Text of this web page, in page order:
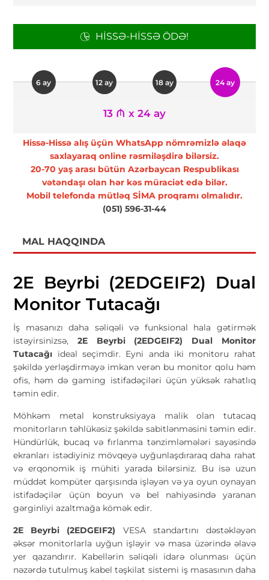
HISSƏ-HISSƏ ÖDƏ!
6 ay 12 ay 18 ay 24 ay
13 ₼ x 24 ay
Hissə-Hissə alış üçün WhatsApp nömrəmizlə əlaqə
saxlayaraq online rəsmiləşdirə bilərsiz.
20-70 yaş arası bütün Azərbaycan Respublikası
vətəndaşı olan hər kəs müraciət edə bilər.
Mobil telefonda mütləq SİMA proqramı olmalıdır.
(051) 596-31-44
MAL HAQQINDA
2E Beyrbi (2EDGEIF2) Dual
Monitor Tutacağı
İş masanızı daha səliqəli və funksional hala gətirmək
istəyirsinizsə,2E Beyrbi (2EDGEIF2) Dual Monitor
Tutacağı ideal seçimdir. Eyni anda iki monitoru rahat
şəkildə yerləşdirməyə imkan verən bu monitor qolu həm
ofis, həm də gaming istifadəçiləri üçün yüksək rahatlıq
təmin edir.
Möhkəm metal konstruksiyaya malik olan tutacaq
monitorların təhlükəsiz şəkildə sabitlənməsini təmin edir.
Hündürlük, bucaq və fırlanma tənzimləmələri sayəsində
ekranları istədiyiniz mövqeyə uyğunlaşdıraraq daha rahat
və erqonomik iş mühiti yarada bilərsiniz. Bu isə uzun
müddət kompüter qarşısında işləyən və ya oyun oynayan
istifadəçilər üçün boyun və bel nahiyəsində yaranan
gərginliyi azaltmağa kömək edir.
2E Beyrbi (2EDGEIF2) VESA standartını dəstəkləyən
əksər monitorlarla uyğun işləyir və masa üzərində əlavə
yer qazandırır. Kabellərin səliqəli idarə olunması üçün
nəzərdə tutulmuş kabel təşkilat sistemi iş masasının daha